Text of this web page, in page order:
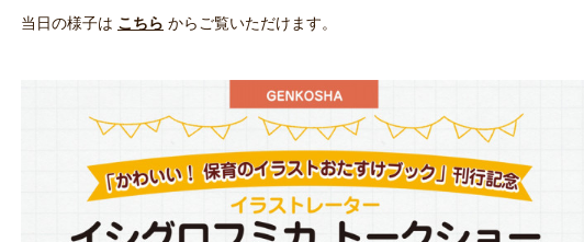
当日の様子は こちら からご覧いただけます。